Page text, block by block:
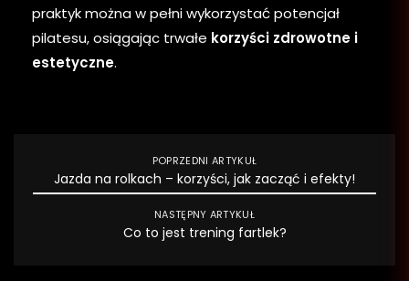
praktyk można w pełni wykorzystać potencjał
pilatesu, osiągając trwałe korzyści zdrowotne i
estetyczne.
POPRZEDNI ARTYKUŁ
Jazda na rolkach – korzyści, jak zacząć i efekty!
NASTĘPNY ARTYKUŁ
Co to jest trening fartlek?